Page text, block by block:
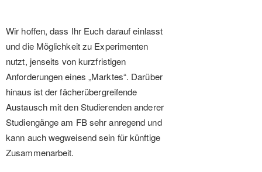
Wir hoffen, dass Ihr Euch darauf einlasst
und die Möglichkeit zu Experimenten
nutzt, jenseits von kurzfristigen
Anforderungen eines „Marktes“. Darüber
hinaus ist der fächerübergreifende
Austausch mit den Studierenden anderer
Studiengänge am FB sehr anregend und
kann auch wegweisend sein für künftige
Zusammenarbeit.